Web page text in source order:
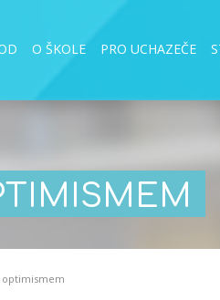
O ŠKOLE PRO UCHAZEČE
optimismem